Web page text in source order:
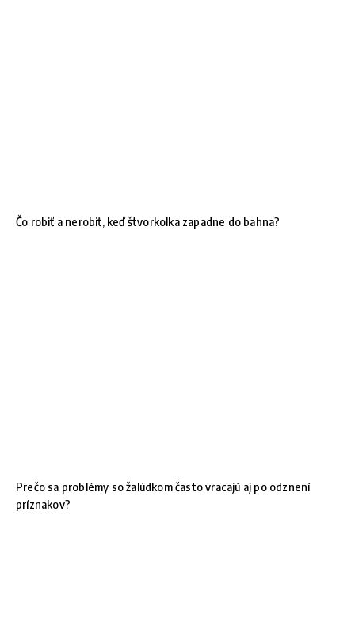
Čo robiť a nerobiť, keď štvorkolka zapadne do bahna?
Prečo sa problémy so žalúdkom často vracajú aj po odznení
príznakov?